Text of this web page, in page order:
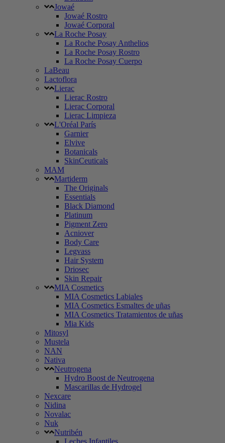
Jowaé
Jowaé Rostro
Jowaé Corporal
La Roche Posay
La Roche Posay Anthelios
La Roche Posay Rostro
La Roche Posay Cuerpo
LaBeau
Lactoflora
Lierac
Lierac Rostro
Lierac Corporal
Lierac Limpieza
L'Oréal París
Garnier
Elvive
Botanicals
SkinCeuticals
MAM
Martiderm
The Originals
Essentials
Black Diamond
Platinum
Pigment Zero
Acniover
Body Care
Legvass
Hair System
Driosec
Skin Repair
MIA Cosmetics
MIA Cosmetics Labiales
MIA Cosmetics Esmaltes de uñas
MIA Cosmetics Tratamientos de uñas
Mia Kids
Mitosyl
Mustela
NAN
Nativa
Neutrogena
Hydro Boost de Neutrogena
Mascarillas de Hydrogel
Nexcare
Nidina
Novalac
Nuk
Nutribén